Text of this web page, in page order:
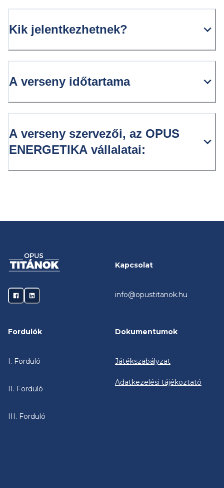
Kik jelentkezhetnek?
A verseny időtartama
A verseny szervezői, az OPUS
ENERGETIKA vállalatai:
Kapcsolat
info@opustitanok.hu
Fordulók
I. Forduló
II. Forduló
III. Forduló
Dokumentumok
Játékszabályzat
Adatkezelési tájékoztató